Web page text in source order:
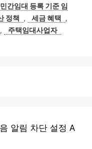
간임대 등록 기준 임
정책 , 세금 혜택
,
, 주택임대사업자
알림 차단 설정 A